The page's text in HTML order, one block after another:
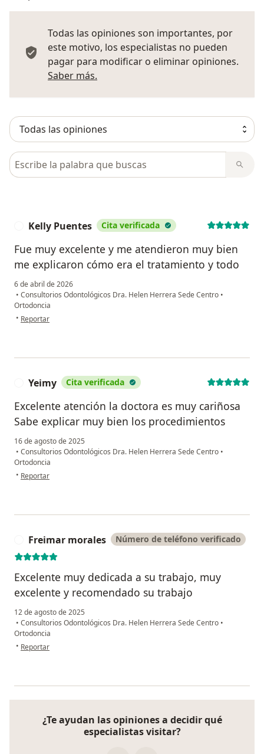
Todas las opiniones son importantes, por
este motivo, los especialistas no pueden
pagar para modificar o eliminar opiniones.
Saber más.
Busca en opiniones
Kelly Puentes Cita verificada
Fue muy excelente y me atendieron muy bien
me explicaron cómo era el tratamiento y todo
6 de abril de 2026
• Consultorios Odontológicos Dra. Helen Herrera Sede Centro •
Ortodoncia
• en opinión del usuario Kelly Puentes
Reportar
Yeimy Cita verificada
Excelente atención la doctora es muy cariñosa
Sabe explicar muy bien los procedimientos
16 de agosto de 2025
• Consultorios Odontológicos Dra. Helen Herrera Sede Centro •
Ortodoncia
• en opinión del usuario Yeimy
Reportar
Freimar morales Número de teléfono verificado
Excelente muy dedicada a su trabajo, muy
excelente y recomendado su trabajo
12 de agosto de 2025
• Consultorios Odontológicos Dra. Helen Herrera Sede Centro •
Ortodoncia
• en opinión del usuario Freimar morales
Reportar
¿Te ayudan las opiniones a decidir qué
especialistas visitar?